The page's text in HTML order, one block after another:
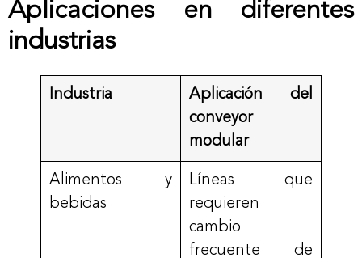
Aplicaciones en diferentes
industrias
Industria
Aplicación del
conveyor
modular
Alimentos y
bebidas
Líneas que
requieren
cambio
frecuente de